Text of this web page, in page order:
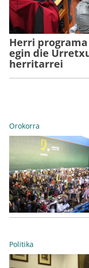
Herri
egin die
herritarrei
Orokorra
Politika